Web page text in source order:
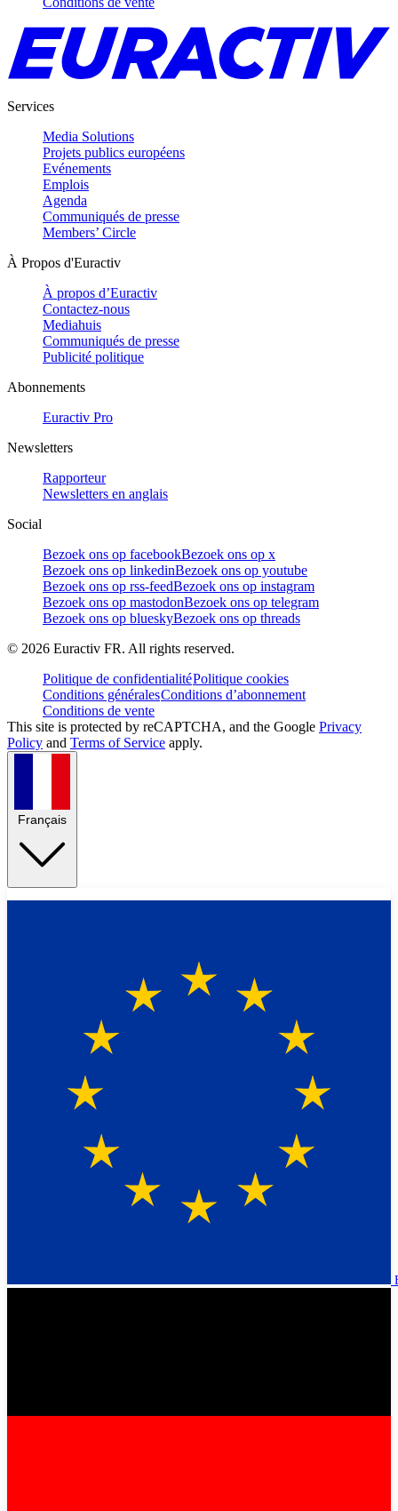
Services
Media Solutions
Projets publics européens
Evénements
Emplois
Agenda
Communiqués de presse
Members’ Circle
À Propos d'Euractiv
À propos d’Euractiv
Contactez-nous
Mediahuis
Communiqués de presse
Publicité politique
Abonnements
Euractiv Pro
Newsletters
Rapporteur
Newsletters en anglais
Social
Bezoek ons op facebookBezoek ons op x
Bezoek ons op linkedinBezoek ons op youtube
Bezoek ons op rss-feedBezoek ons op instagram
Bezoek ons op mastodonBezoek ons op telegram
Bezoek ons op blueskyBezoek ons op threads
© 2026 Euractiv FR. All rights reserved.
Politique de confidentialitéPolitique cookies
Conditions généralesConditions d’abonnement
Conditions de vente
This site is protected by reCAPTCHA, and the Google Privacy
Policy and Terms of Service apply.
Français